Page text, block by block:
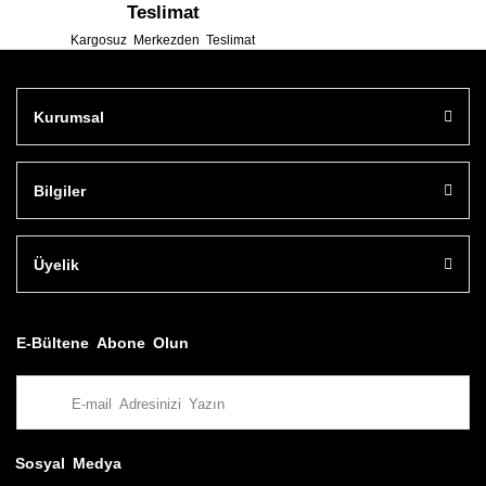
Teslimat
Kargosuz Merkezden Teslimat
Kurumsal
Bilgiler
Üyelik
E-Bültene Abone Olun
Sosyal Medya